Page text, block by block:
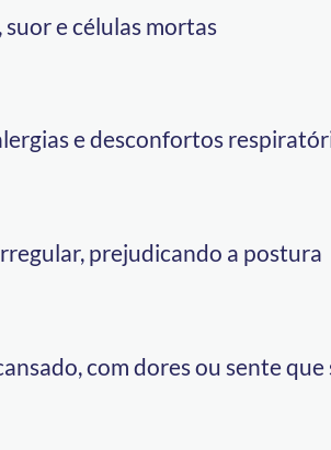
e células mortas
e desconfortos
prejudicando a postura
com dores ou sente